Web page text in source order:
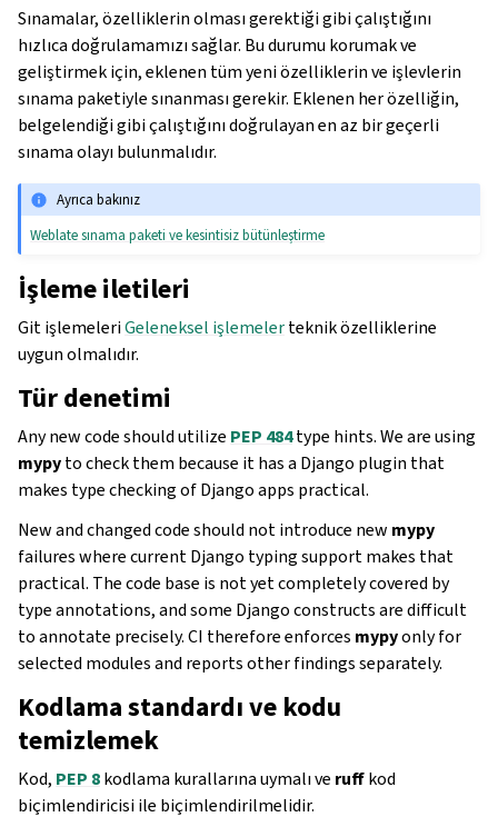
Sınamalar, özelliklerin olması gerektiği gibi çalıştığını
hızlıca doğrulamamızı sağlar. Bu durumu korumak ve
geliştirmek için, eklenen tüm yeni özelliklerin ve işlevlerin
sınama paketiyle sınanması gerekir. Eklenen her özelliğin,
belgelendiği gibi çalıştığını doğrulayan en az bir geçerli
sınama olayı bulunmalıdır.
Ayrıca bakınız
Weblate sınama paketi ve kesintisiz bütünleştirme
İşleme iletileri
Git işlemeleriGeleneksel işlemelerteknik özelliklerine
uygun olmalıdır.
Tür denetimi
Any new code should utilize PEP 484type hints. We are using
mypyto check them because it has a Django plugin that
makes type checking of Django apps practical.
New and changed code should not introduce new mypy
failures where current Django typing support makes that
practical. The code base is not yet completely covered by
type annotations, and some Django constructs are difficult
to annotate precisely. CI therefore enforces mypyonly for
selected modules and reports other findings separately.
Kodlama standardı ve kodu
temizlemek
Kod, PEP 8kodlama kurallarına uymalı ve ruffkod
biçimlendiricisi ile biçimlendirilmelidir.